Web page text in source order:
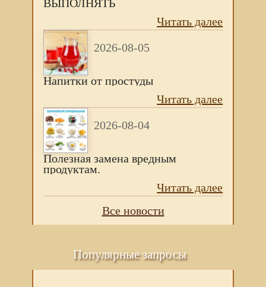
ВЫПОЛНЯТЬ
Читать далее
2026-08-05
Напитки от простуды
Читать далее
2026-08-04
Полезная замена вредным
продуктам.
Читать далее
Все новости
Популярные запросы